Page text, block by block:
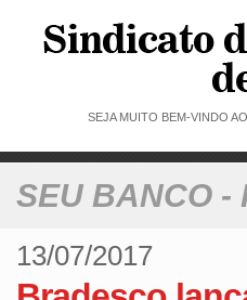
SEJA MUITO BEM-VINDO
SEU BANCO -
13/07/2017